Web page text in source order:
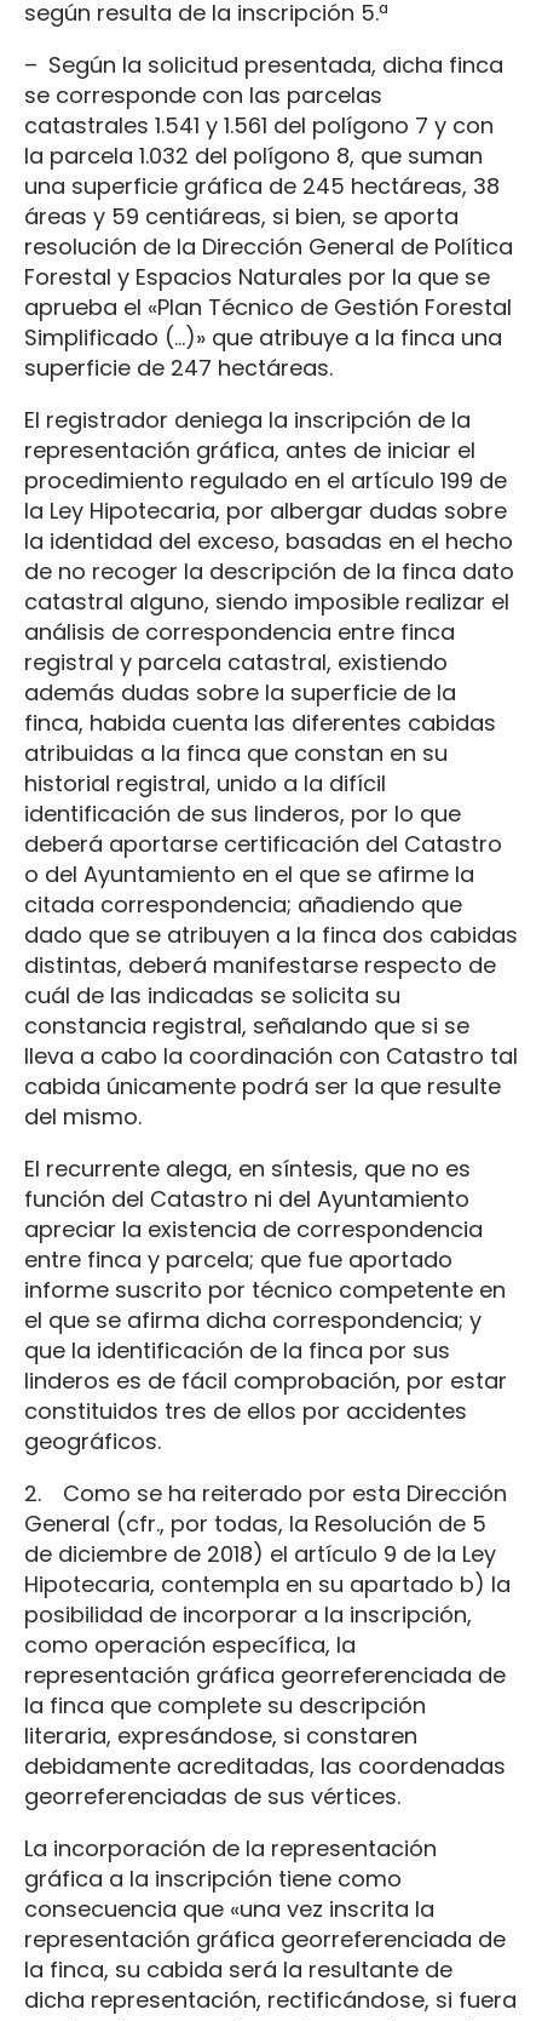
según resulta de la inscripción 5.ª
– Según la solicitud presentada, dicha finca
se corresponde con las parcelas
catastrales 1.541 y 1.561 del polígono 7 y con
la parcela 1.032 del polígono 8, que suman
una superficie gráfica de 245 hectáreas, 38
áreas y 59 centiáreas, si bien, se aporta
resolución de la Dirección General de Política
Forestal y Espacios Naturales por la que se
aprueba el «Plan Técnico de Gestión Forestal
Simplificado (…)» que atribuye a la finca una
superficie de 247 hectáreas.
El registrador deniega la inscripción de la
representación gráfica, antes de iniciar el
procedimiento regulado en el artículo 199 de
la Ley Hipotecaria, por albergar dudas sobre
la identidad del exceso, basadas en el hecho
de no recoger la descripción de la finca dato
catastral alguno, siendo imposible realizar el
análisis de correspondencia entre finca
registral y parcela catastral, existiendo
además dudas sobre la superficie de la
finca, habida cuenta las diferentes cabidas
atribuidas a la finca que constan en su
historial registral, unido a la difícil
identificación de sus linderos, por lo que
deberá aportarse certificación del Catastro
o del Ayuntamiento en el que se afirme la
citada correspondencia; añadiendo que
dado que se atribuyen a la finca dos cabidas
distintas, deberá manifestarse respecto de
cuál de las indicadas se solicita su
constancia registral, señalando que si se
lleva a cabo la coordinación con Catastro tal
cabida únicamente podrá ser la que resulte
del mismo.
El recurrente alega, en síntesis, que no es
función del Catastro ni del Ayuntamiento
apreciar la existencia de correspondencia
entre finca y parcela; que fue aportado
informe suscrito por técnico competente en
el que se afirma dicha correspondencia; y
que la identificación de la finca por sus
linderos es de fácil comprobación, por estar
constituidos tres de ellos por accidentes
geográficos.
2. Como se ha reiterado por esta Dirección
General (cfr., por todas, la Resolución de 5
de diciembre de 2018) el artículo 9 de la Ley
Hipotecaria, contempla en su apartado b) la
posibilidad de incorporar a la inscripción,
como operación específica, la
representación gráfica georreferenciada de
la finca que complete su descripción
literaria, expresándose, si constaren
debidamente acreditadas, las coordenadas
georreferenciadas de sus vértices.
La incorporación de la representación
gráfica a la inscripción tiene como
consecuencia que «una vez inscrita la
representación gráfica georreferenciada de
la finca, su cabida será la resultante de
dicha representación, rectificándose, si fuera